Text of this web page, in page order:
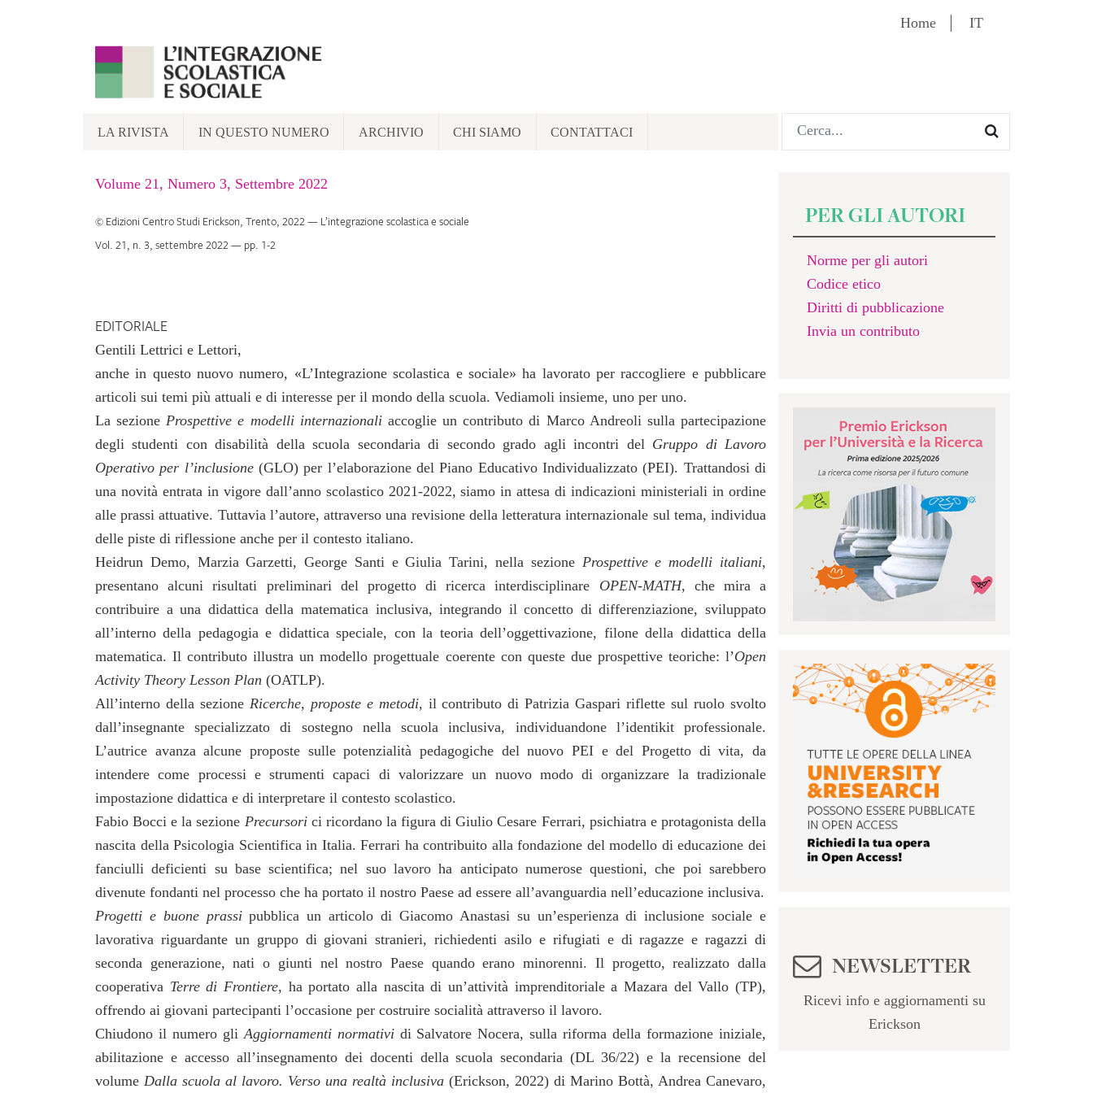
content
Home IT
LA RIVISTA IN QUESTO NUMERO ARCHIVIO CHI SIAMO CONTATTACI
Volume 21, Numero 3, Settembre 2022
© Edizioni Centro Studi Erickson, Trento, 2022 — L’integrazione scolastica e sociale
Vol. 21, n. 3, settembre 2022— pp. 1-2
EDITORIALE
Gentili Lettrici e Lettori,
anche in questo nuovo numero, «L’Integrazione scolastica e sociale» ha lavorato per raccogliere e pubblicare
articoli sui temi più attuali e di interesse per il mondo della scuola. Vediamoli insieme, uno per uno.
La sezione Prospettive e modelli internazionaliaccoglie un contributo di Marco Andreoli sulla partecipazione
degli studenti con disabilità della scuola secondaria di secondo grado agli incontri del Gruppo di Lavoro
Operativo per l’inclusione (GLO) per l’elaborazione del Piano Educativo Individualizzato (PEI). Trattandosi di
una novità entrata in vigore dall’anno scolastico 2021-2022, siamo in attesa di indicazioni ministeriali in ordine
alle prassi attuative. Tuttavia l’autore, attraverso una revisione della letteratura internazionale sul tema, individua
delle piste di riflessione anche per il contesto italiano.
Heidrun Demo, Marzia Garzetti, George Santi e Giulia Tarini, nella sezione Prospettive e modelli italiani,
presentano alcuni risultati preliminari del progetto di ricerca interdisciplinare OPEN-MATH, che mira a
contribuire a una didattica della matematica inclusiva, integrando il concetto di differenziazione, sviluppato
all’interno della pedagogia e didattica speciale, con la teoria dell’oggettivazione, filone della didattica della
matematica. Il contributo illustra un modello progettuale coerente con queste due prospettive teoriche: l’Open
Activity Theory Lesson Plan (OATLP).
All’interno della sezione Ricerche, proposte e metodi, il contributo di Patrizia Gaspari riflette sul ruolo svolto
dall’insegnante specializzato di sostegno nella scuola inclusiva, individuandone l’identikit professionale.
L’autrice avanza alcune proposte sulle potenzialità pedagogiche del nuovo PEI e del Progetto di vita, da
intendere come processi e strumenti capaci di valorizzare un nuovo modo di organizzare la tradizionale
impostazione didattica e di interpretare il contesto scolastico.
Fabio Bocci e la sezione Precursorici ricordano la figura di Giulio Cesare Ferrari, psichiatra e protagonista della
nascita della Psicologia Scientifica in Italia. Ferrari ha contribuito alla fondazione del modello di educazione dei
fanciulli deficienti su base scientifica; nel suo lavoro ha anticipato numerose questioni, che poi sarebbero
divenute fondanti nel processo che ha portato il nostro Paese ad essere all’avanguardia nell’educazione inclusiva.
Progetti e buone prassipubblica un articolo di Giacomo Anastasi su un’esperienza di inclusione sociale e
lavorativa riguardante un gruppo di giovani stranieri, richiedenti asilo e rifugiati e di ragazze e ragazzi di
seconda generazione, nati o giunti nel nostro Paese quando erano minorenni. Il progetto, realizzato dalla
cooperativa Terre di Frontiere, ha portato alla nascita di un’attività imprenditoriale a Mazara del Vallo (TP),
offrendo ai giovani partecipanti l’occasione per costruire socialità attraverso il lavoro.
Chiudono il numero gli Aggiornamenti normatividi Salvatore Nocera, sulla riforma della formazione iniziale,
abilitazione e accesso all’insegnamento dei docenti della scuola secondaria (DL 36/22) e la recensione del
volume Dalla scuola al lavoro. Verso una realtà inclusiva (Erickson, 2022) di Marino Bottà, Andrea Canevaro,
PER GLI AUTORI
Norme per gli autori
Codice etico
Diritti di pubblicazione
Invia un contributo
NEWSLETTER
Ricevi info e aggiornamenti su
Erickson